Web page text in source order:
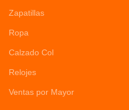
Zapatillas
Ropa
Calzado Col
Relojes
Ventas por Mayor